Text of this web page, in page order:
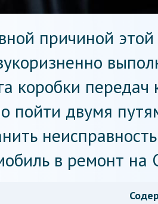
причиной
коробки передач
пойти двумя
в ремонт на